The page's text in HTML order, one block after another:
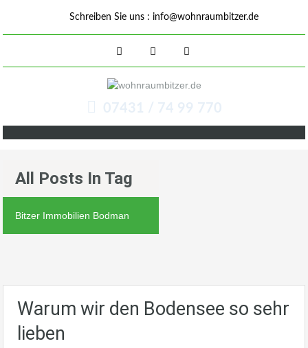
Schreiben Sie uns : info@wohnraumbitzer.de
07431 / 74 99 770
All Posts In Tag
Bitzer Immobilien Bodman
Warum wir den Bodensee so sehr
lieben